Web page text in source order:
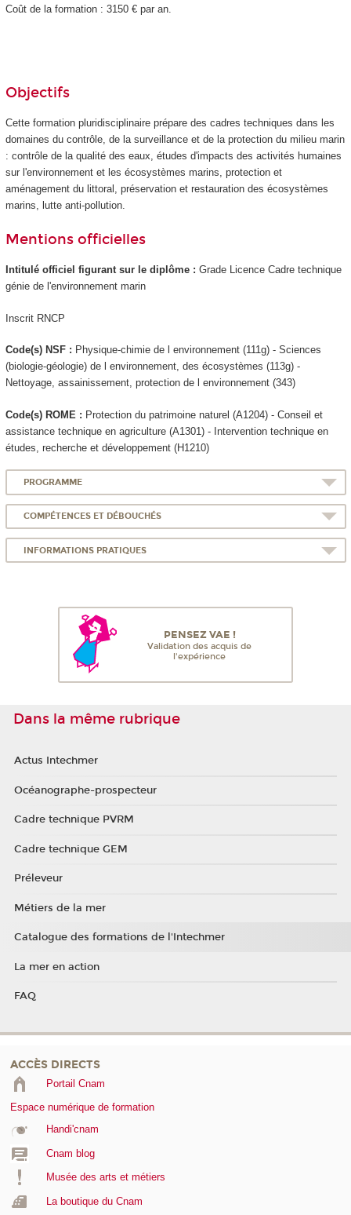
Coût de la formation : 3150 € par an.
Objectifs
Cette formation pluridisciplinaire prépare des cadres techniques dans les
domaines du contrôle, de la surveillance et de la protection du milieu marin
: contrôle de la qualité des eaux, études d'impacts des activités humaines
sur l'environnement et les écosystèmes marins, protection et
aménagement du littoral, préservation et restauration des écosystèmes
marins, lutte anti-pollution.
Mentions officielles
Intitulé officiel figurant sur le diplôme : Grade Licence Cadre technique
génie de l'environnement marin
Inscrit RNCP
Code(s) NSF : Physique-chimie de l environnement (111g) - Sciences
(biologie-géologie) de l environnement, des écosystèmes (113g) -
Nettoyage, assainissement, protection de l environnement (343)
Code(s) ROME : Protection du patrimoine naturel (A1204) - Conseil et
assistance technique en agriculture (A1301) - Intervention technique en
études, recherche et développement (H1210)
PROGRAMME
COMPÉTENCES ET DÉBOUCHÉS
INFORMATIONS PRATIQUES
PENSEZ VAE !
Validation des acquis de
l'expérience
Dans la même rubrique
Actus Intechmer
Océanographe-prospecteur
Cadre technique PVRM
Cadre technique GEM
Préleveur
Métiers de la mer
Catalogue des formations de l'Intechmer
La mer en action
FAQ
ACCÈS DIRECTS
Portail Cnam
Espace numérique de formation
Handi'cnam
Cnam blog
Musée des arts et métiers
La boutique du Cnam